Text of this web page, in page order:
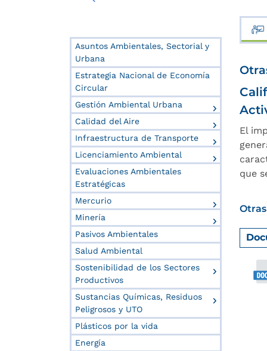
Asuntos Ambientales, Sectorial y
Urbana
Estrategia Nacional de Economía
Circular
Gestión Ambiental Urbana
Calidad del Aire
Infraestructura de Transporte
Licenciamiento Ambiental
Evaluaciones Ambientales
Estratégicas
Mercurio
Minería
Pasivos Ambientales
Salud Ambiental
Sostenibilidad de los Sectores
Productivos
Sustancias Químicas, Residuos
Peligrosos y UTO
Plásticos por la vida
Energía
El
que